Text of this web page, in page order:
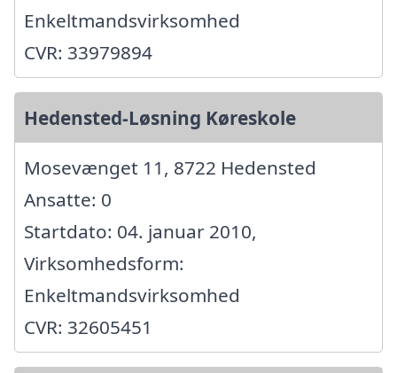
Enkeltmandsvirksomhed
CVR: 33979894
Hedensted-Løsning Køreskole
Mosevænget 11, 8722 Hedensted
Ansatte: 0
Startdato: 04. januar 2010,
Virksomhedsform:
Enkeltmandsvirksomhed
CVR: 32605451